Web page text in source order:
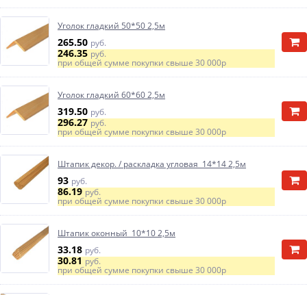
Уголок гладкий 50*50 2,5м
265.50 руб.
246.35руб.
при общей сумме покупки свыше 30 000р
Уголок гладкий 60*60 2,5м
319.50 руб.
296.27руб.
при общей сумме покупки свыше 30 000р
Штапик декор. / раскладка угловая 14*14 2,5м
93 руб.
86.19руб.
при общей сумме покупки свыше 30 000р
Штапик оконный 10*10 2,5м
33.18 руб.
30.81руб.
при общей сумме покупки свыше 30 000р